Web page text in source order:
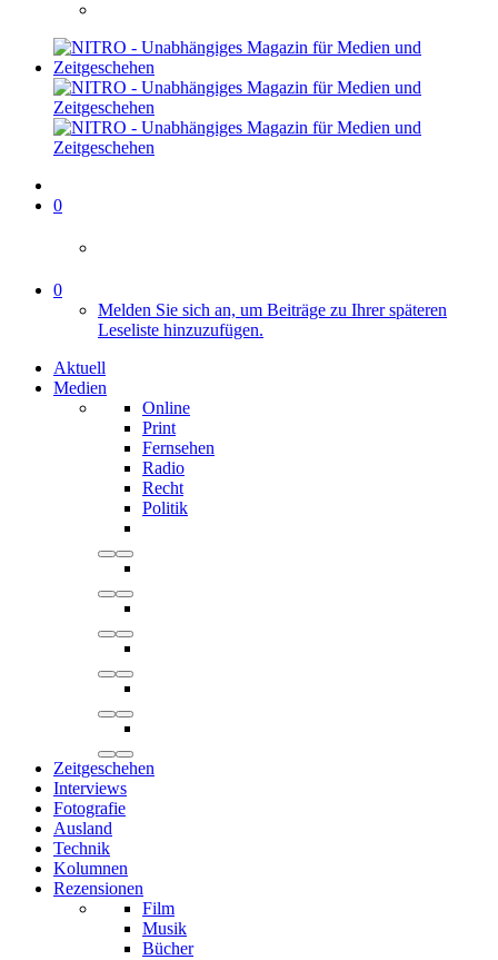
0
0
Melden Sie sich an, um Beiträge zu Ihrer späteren
Leseliste hinzuzufügen.
Aktuell
Medien
Online
Print
Fernsehen
Radio
Recht
Politik
Zeitgeschehen
Interviews
Fotografie
Ausland
Technik
Kolumnen
Rezensionen
Film
Musik
Bücher